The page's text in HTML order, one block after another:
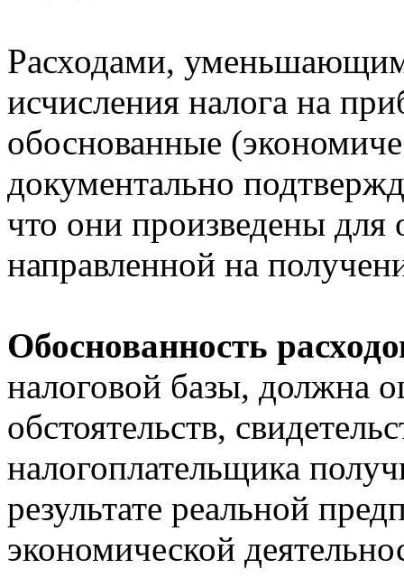
Расходами,
исчисления налога на
обоснованные
документально
что они произведены для
направленной на
Обоснованность
налоговой базы, должна
обстоятельств,
налогоплательщика
результате реальной
экономической